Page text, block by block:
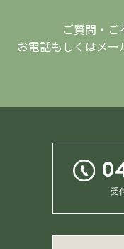
ご質問・ご
お電話もしくはメ
受